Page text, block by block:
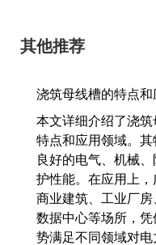
其他推荐
浇筑母线槽的特点和
本文详细介绍了浇筑
特点和应用领域。其
良好的电气、机械
护性能。在应用上，
商业建筑、工业厂房
数据中心等场所，凭
势满足不同领域对电